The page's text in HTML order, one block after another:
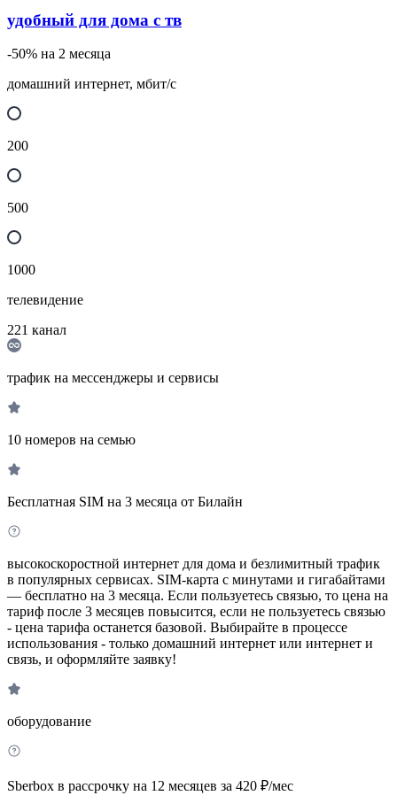
удобный для дома с тв
-50% на 2 месяца
домашний интернет, мбит/с
200
500
1000
телевидение
221 канал
трафик на мессенджеры и сервисы
10 номеров на семью
Бесплатная SIM на 3 месяца от Билайн
высокоскоростной интернет для дома и безлимитный трафик
в популярных сервисах. SIM-карта с минутами и гигабайтами
— бесплатно на 3 месяца. Если пользуетесь связью, то цена на
тариф после 3 месяцев повысится, если не пользуетесь связью
- цена тарифа останется базовой. Выбирайте в процессе
использования - только домашний интернет или интернет и
связь, и оформляйте заявку!
оборудование
Sberbox в рассрочку на 12 месяцев за 420 ₽/мес